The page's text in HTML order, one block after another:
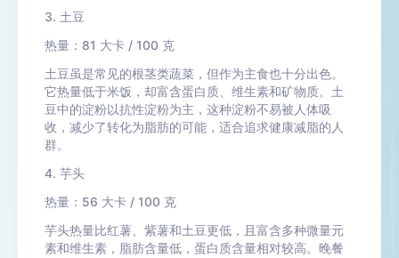
3. 土豆
热量：81 大卡 / 100 克
土豆虽是常见的根茎类蔬菜，但作为主食也十分出色。
它热量低于米饭，却富含蛋白质、维生素和矿物质。土
豆中的淀粉以抗性淀粉为主，这种淀粉不易被人体吸
收，减少了转化为脂肪的可能，适合追求健康减脂的人
群。
4. 芋头
热量：56 大卡 / 100 克
芋头热量比红薯、紫薯和土豆更低，且富含多种微量元
素和维生素，脂肪含量低，蛋白质含量相对较高。晚餐